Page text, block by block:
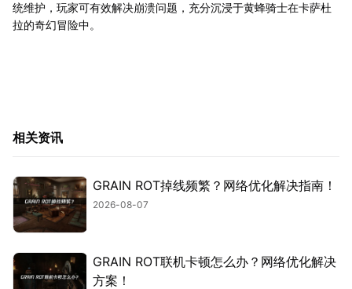
统维护，玩家可有效解决崩溃问题，充分沉浸于黄蜂骑士在卡萨杜
拉的奇幻冒险中。
相关资讯
GRAIN ROT掉线频繁？网络优化解决指南！
2026-08-07
GRAIN ROT联机卡顿怎么办？网络优化解决
方案！